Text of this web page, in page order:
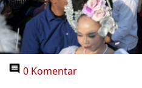
0 Komentar